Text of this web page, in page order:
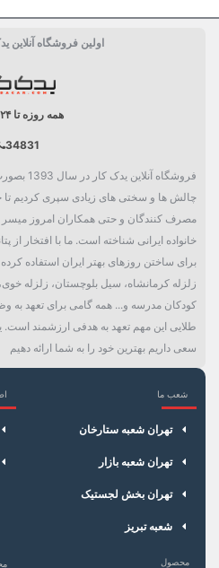
اولین فروشگاه آنلاین
همه روزه تا ۲۴ بامداد
34831
فروشگاه
چالش ها و سختی های زیادی سپری کردیم تا
مصرف کنندگان و حتی همکاران امروز
خانواده ایرانی شناخته است. ما با افتخار
برای ساختن روزهای بهتر ایران استفاده کرده
زلزله کرمانشاه، سیل بلوچستان، زلزله
کودکان مدرسه و... همه گامی برای تعهد به
طلایی این مهم تعهد به هدفی ارزشمند
سعی داریم بهترین خود را به شما ارائه دهیم
شعب ما
تهران شعبه ستارخان
تهران شعبه بازار
تهران بخش لجستیک
شعبه تبریز
محصول
×